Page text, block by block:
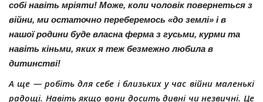
собі навіть мріяти! Може, коли чоловік повернеться з
війни, ми остаточно переберемось «до землі» і в
нашої родини буде власна ферма з гусьми, курми та
навіть кіньми, яких я теж безмежно любила в
дитинстві!
А ще — робіть для себе і близьких у час війни маленькі
радощі. Навіть якщо вони досить дивні чи незвичні. Це